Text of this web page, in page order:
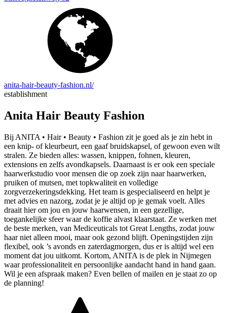
anita-hair-beauty-fashion.nl/
establishment
Anita Hair Beauty Fashion
Bij ANITA • Hair • Beauty • Fashion zit je goed als je zin hebt in
een knip- of kleurbeurt, een gaaf bruidskapsel, of gewoon even wilt
stralen. Ze bieden alles: wassen, knippen, fohnen, kleuren,
extensions en zelfs avondkapsels. Daarnaast is er ook een speciale
haarwerkstudio voor mensen die op zoek zijn naar haarwerken,
pruiken of mutsen, met topkwaliteit en volledige
zorgverzekeringsdekking. Het team is gespecialiseerd en helpt je
met advies en nazorg, zodat je je altijd op je gemak voelt. Alles
draait hier om jou en jouw haarwensen, in een gezellige,
toegankelijke sfeer waar de koffie alvast klaarstaat. Ze werken met
de beste merken, van Mediceuticals tot Great Lengths, zodat jouw
haar niet alleen mooi, maar ook gezond blijft. Openingstijden zijn
flexibel, ook ’s avonds en zaterdagmorgen, dus er is altijd wel een
moment dat jou uitkomt. Kortom, ANITA is de plek in Nijmegen
waar professionaliteit en persoonlijke aandacht hand in hand gaan.
Wil je een afspraak maken? Even bellen of mailen en je staat zo op
de planning!